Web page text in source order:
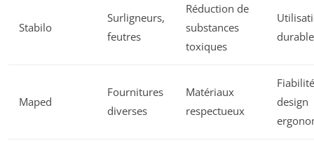
Stabilo
Surligneurs,
feutres
Réduction de
substances
toxiques
Maped
Fournitures
diverses
Matériaux
respectueux
design